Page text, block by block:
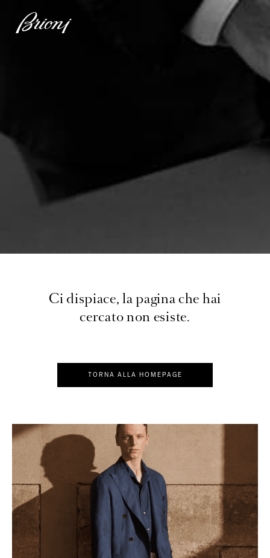
Ci dispiace, la pagina che hai
cercato non esiste.
TORNA ALLA HOMEPAGE